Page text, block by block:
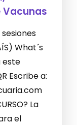
Vacunas
sesiones
What´s
este
Escribe a:
La
el